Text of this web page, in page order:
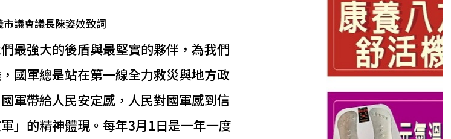
市議會議長陳姿妏致詞
最強大的後盾與最堅實的夥伴，為我們
國軍總是站在第一線全力救災與地方政
軍帶給人民安定感，人民對國軍感到信
」的精神體現。每年3月1日是一年一度